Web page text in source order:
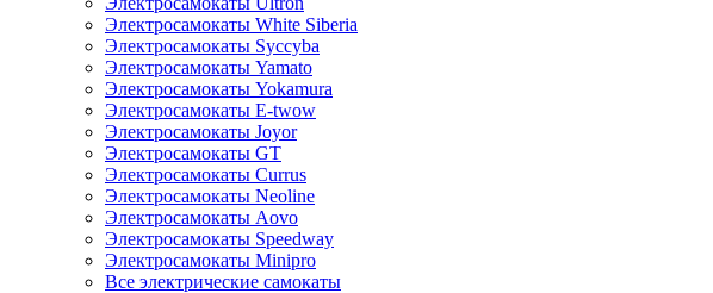
Электросамокаты White Siberia
Электросамокаты Syccyba
Электросамокаты Yamato
Электросамокаты Yokamura
Электросамокаты E-twow
Электросамокаты Joyor
Электросамокаты GT
Электросамокаты Currus
Электросамокаты Neoline
Электросамокаты Aovo
Электросамокаты Speedway
Электросамокаты Minipro
Все электрические самокаты